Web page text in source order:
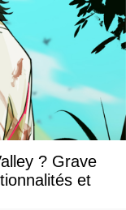
? Grave
et